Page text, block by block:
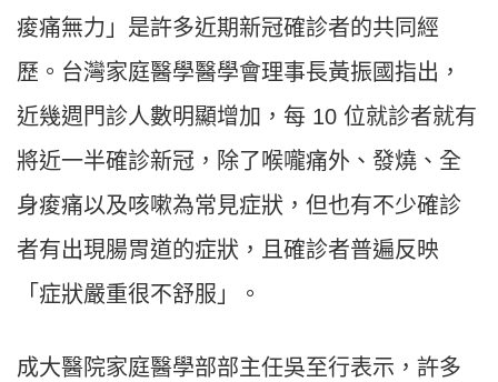
痠痛無力」是許多近期新冠確診者的共同經
歷。台灣家庭醫學醫學會理事長黃振國指出，
近幾週門診人數明顯增加，每 10 位就診者就有
將近一半確診新冠，除了喉嚨痛外、發燒、全
身痠痛以及咳嗽為常見症狀，但也有不少確診
者有出現腸胃道的症狀，且確診者普遍反映
「症狀嚴重很不舒服」。
成大醫院家庭醫學部部主任吳至行表示，許多